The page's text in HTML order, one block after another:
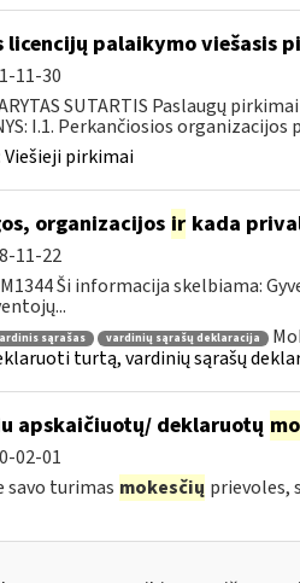
licencijų palaikymo viešasis
11-30
SUTARTIS Paslaugų
I.1. Perkančiosios organizacijos
Viešieji pirkimai
organizacijos irkada
11-22
Ši informacija skelbiama:
sąrašas vardinių sąrašų deklaracija
turtą, vardinių sąrašų
apskaičiuotų/ deklaruotų
02-01
savo turimas mokesčių prievoles,